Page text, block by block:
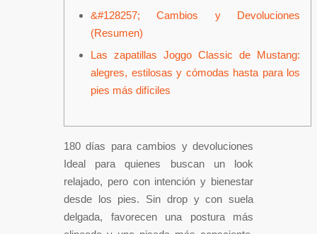
&#128257; Cambios y Devoluciones
(Resumen)
Las zapatillas Joggo Classic de Mustang:
alegres, estilosas y cómodas hasta para los
pies más difíciles
180 días para cambios y devoluciones
Ideal para quienes buscan un look
relajado, pero con intención y bienestar
desde los pies. Sin drop y con suela
delgada, favorecen una postura más